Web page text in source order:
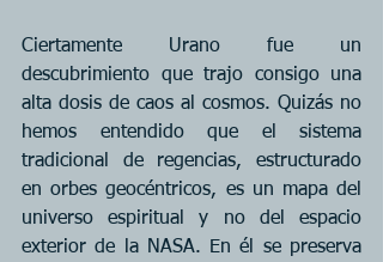
Ciertamente Urano fue un
descubrimiento que trajo consigo una
alta dosis de caos al cosmos. Quizás no
hemos entendido que el sistema
tradicional de regencias, estructurado
en orbes geocéntricos, es un mapa del
universo espiritual y no del espacio
exterior de la NASA. En él se preserva